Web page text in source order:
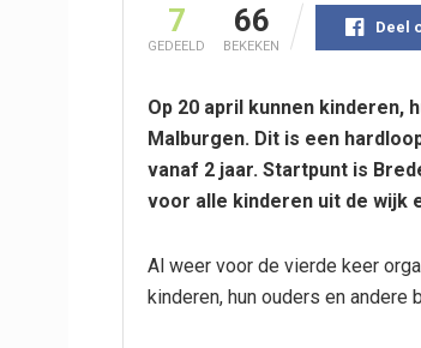
7
GEDEELD
66
BEKEKEN
Deel
Op 20 april kunnen kinderen,
Malburgen. Dit is een
vanaf 2 jaar. Startpunt is
voor alle kinderen uit de wijk
Al weer voor de vierde keer
kinderen, hun ouders en andere